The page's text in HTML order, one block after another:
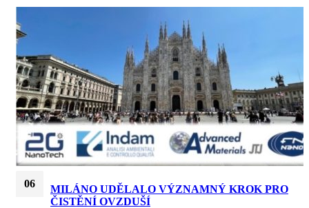
06
MILÁNO UDĚLALO VÝZNAMNÝ KROK PRO
ČISTĚNÍ OVZDUŠÍ